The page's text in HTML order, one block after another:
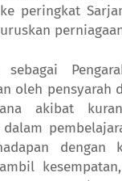
peringkat
oleh pensyarah
akibat
dengan